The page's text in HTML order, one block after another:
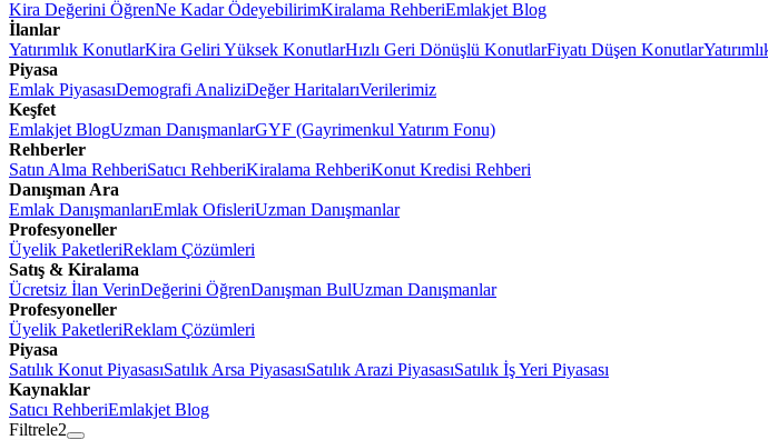
Kira Değerini ÖğrenNe Kadar ÖdeyebilirimKiralama RehberiEmlakjet Blog
İlanlar
Yatırımlık KonutlarKira Geliri Yüksek KonutlarHızlı Geri Dönüşlü KonutlarFiyatı Düşen Konutlar
Piyasa
Emlak PiyasasıDemografi AnaliziDeğer HaritalarıVerilerimiz
Keşfet
Emlakjet BlogUzman DanışmanlarGYF (Gayrimenkul Yatırım Fonu)
Rehberler
Satın Alma RehberiSatıcı RehberiKiralama RehberiKonut Kredisi Rehberi
Danışman Ara
Emlak DanışmanlarıEmlak OfisleriUzman Danışmanlar
Profesyoneller
Üyelik PaketleriReklam Çözümleri
Satış & Kiralama
Ücretsiz İlan VerinDeğerini ÖğrenDanışman BulUzman Danışmanlar
Profesyoneller
Üyelik PaketleriReklam Çözümleri
Piyasa
Satılık Konut PiyasasıSatılık Arsa PiyasasıSatılık Arazi PiyasasıSatılık İş Yeri Piyasası
Kaynaklar
Satıcı RehberiEmlakjet Blog
Filtrele2